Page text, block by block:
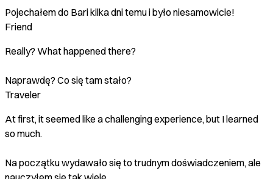
Pojechałem do Bari kilka dni temu i było niesamowicie!
Friend
Really? What happened there?
Naprawdę? Co się tam stało?
Traveler
At first, it seemed like a challenging experience, but I learned
so much.
Na początku wydawało się to trudnym doświadczeniem, ale